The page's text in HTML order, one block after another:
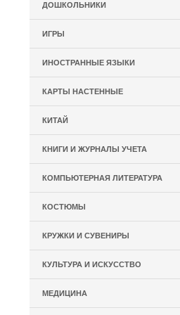
ДОШКОЛЬНИКИ
ИГРЫ
ИНОСТРАННЫЕ ЯЗЫКИ
КАРТЫ НАСТЕННЫЕ
КИТАЙ
КНИГИ И ЖУРНАЛЫ УЧЕТА
КОМПЬЮТЕРНАЯ ЛИТЕРАТУРА
КОСТЮМЫ
КРУЖКИ И СУВЕНИРЫ
КУЛЬТУРА И ИСКУССТВО
МЕДИЦИНА